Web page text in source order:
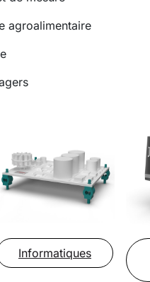
agroalimentaire
Informatiques